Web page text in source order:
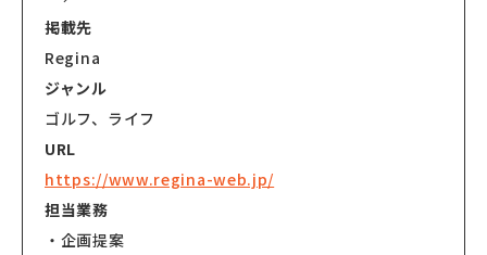
掲載先
Regina
ジャンル
ゴルフ、ライフ
URL
https://www.regina-web.jp/
担当業務
・企画提案